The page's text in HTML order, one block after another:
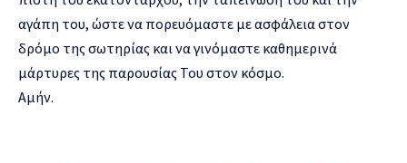
αγάπη του, ώστε να πορευόμαστε με ασφάλεια στον
δρόμο της σωτηρίας και να γινόμαστε καθημερινά
μάρτυρες της παρουσίας Του στον κόσμο.
Αμήν.